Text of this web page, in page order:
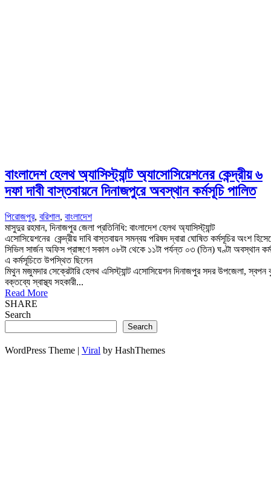
বাংলাদেশ হেলথ অ্যাসিস্ট্যান্ট অ্যাসোসিয়েশনের কেন্দ্রীয় ৬
দফা দাবী বাস্তবায়নে দিনাজপুরে অবস্থান কর্মসূচি পালিত
পিরোজপুর, বরিশাল, বাংলাদেশ
মাসুদুর রহমান, দিনাজপুর জেলা প্রতিনিধি: বাংলাদেশ হেলথ অ্যাসিস্ট্যান্ট
এসোসিয়েশনের কেন্দ্রীয় দাবি বাস্তবায়ন সমন্বয় পরিষদ দ্বারা ঘোষিত কর্মসূচির অংশ
সিভিল সার্জন অফিস প্রাঙ্গণে সকাল ০৮টা থেকে ১১টা পর্যন্ত ০৩ (তিন) ঘণ্টা অবস্থান
এ কর্মসূচিতে উপস্থিত ছিলেন
মিথুন মজুমদার সেক্রেটারি হেলথ এসিস্ট্যান্ট এসোসিয়েশন দিনাজপুর সদর উপজেলা,
বক্তব্যে স্বাস্থ্য সহকারী...
Read More
SHARE
Search
Search
WordPress Theme | Viral by HashThemes